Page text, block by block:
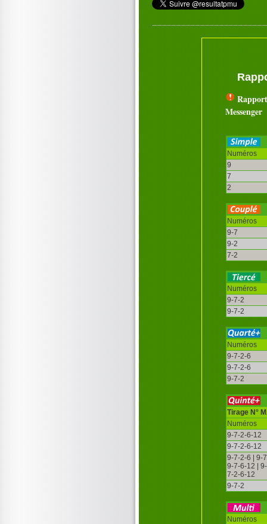
Messenger
Numéros
9
7
2
Numéros
9-7
9-2
7-2
Numéros
9-7-2
9-7-2
Numéros
9-7-2-6
9-7-2-6
9-7-2
Tirage N°
Numéros
9-7-2-6-12
9-7-2-6-12
9-7-2-6 | 9-
9-7-6-12 |
7-2-6-12
9-7-2
Numéros